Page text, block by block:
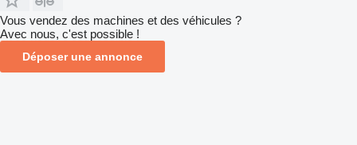
Vous vendez des machines et des véhicules ?
Avec nous, c'est possible !
Déposer une annonce